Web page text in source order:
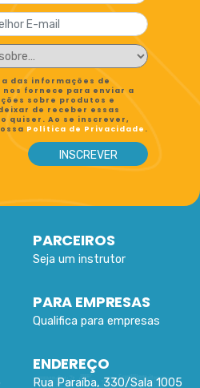
das informações de
nos fornece para enviar a
sobre produtos e
de receber essas
quiser. Ao se inscrever,
Política de Privacidade .
PARCEIROS
Seja um instrutor
PARA EMPRESAS
Qualifica para empresas
ENDEREÇO
Rua Paraíba, 330/Sala 1005